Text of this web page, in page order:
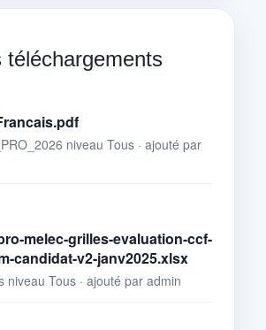
téléchargements
niveau Tous · ajouté par
melec-grilles-evaluation-ccf-
candidat-v2-janv2025.xlsx
niveau Tous · ajouté par admin